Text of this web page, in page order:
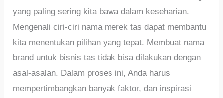
yang paling sering kita bawa dalam keseharian.
Mengenali ciri-ciri nama merek tas dapat membantu
kita menentukan pilihan yang tepat. Membuat nama
brand untuk bisnis tas tidak bisa dilakukan dengan
asal-asalan. Dalam proses ini, Anda harus
mempertimbangkan banyak faktor, dan inspirasi